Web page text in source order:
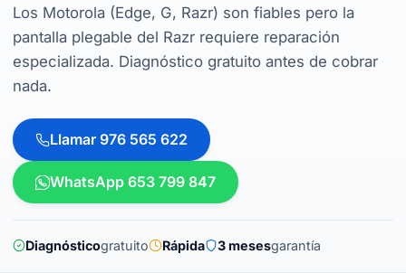
Los Motorola (Edge, G, Razr) son fiables pero la
pantalla plegable del Razr requiere reparación
especializada. Diagnóstico gratuito antes de cobrar
nada.
Llamar 976 565 622
WhatsApp 653 799 847
Diagnósticogratuito Rápida 3 mesesgarantía